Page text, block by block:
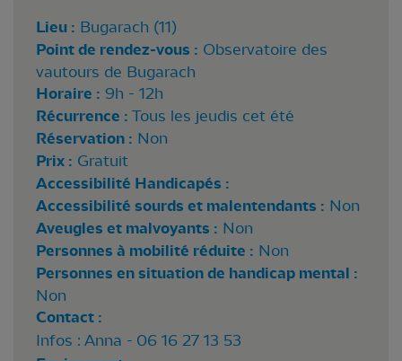
Lieu : Bugarach (11)
Point de rendez-vous : Observatoire des
vautours de Bugarach
Horaire : 9h - 12h
Récurrence : Tous les jeudis cet été
Réservation : Non
Prix : Gratuit
Accessibilité Handicapés :
Accessibilité sourds et malentendants : Non
Aveugles et malvoyants : Non
Personnes à mobilité réduite : Non
Personnes en situation de handicap mental :
Non
Contact :
Infos : Anna - 06 16 27 13 53